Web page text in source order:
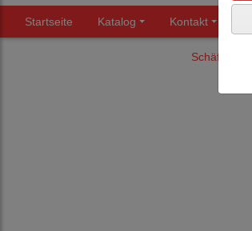
Startseite Katalog Kontakt